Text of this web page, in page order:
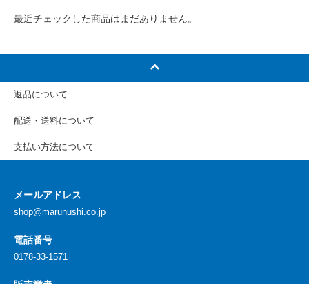
最近チェックした商品はまだありません。
返品について
配送・送料について
支払い方法について
メールアドレス
shop@marunushi.co.jp
電話番号
0178-33-1571